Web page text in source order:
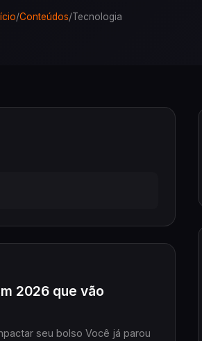
/Conteúdos/Tecnologia
2026 que vão
seu bolso Você já parou